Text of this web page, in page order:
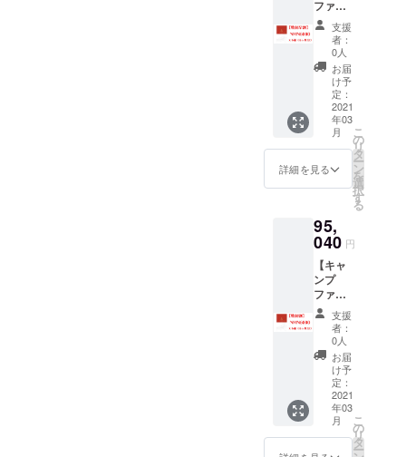
ファイ
ヤー特
別早
割】数
量限定
NMN60
00 x 6
箱 6ヶ
月分
支援
者：
0人
お届
け予
定：
2021
年03
月
詳細を見る
こ
の
リ
タ
ー
ン
を
選
択
す
る
95,
040 円
【キャ
ンプ
ファイ
ヤー特
別割
引】
NMN60
00 x 6
箱 6ヶ
月分
支援
者：
0人
お届
け予
定：
2021
年03
月
こ
の
リ
タ
ー